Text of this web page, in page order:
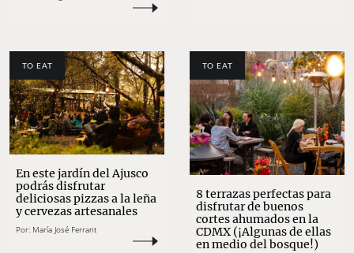
TO EAT
En este jardín del Ajusco
podrás disfrutar
deliciosas pizzas a la leña
y cervezas artesanales
Por: María José Ferrant
TO EAT
8 terrazas perfectas para
disfrutar de buenos
cortes ahumados en la
CDMX (¡Algunas de ellas
en medio del bosque!)